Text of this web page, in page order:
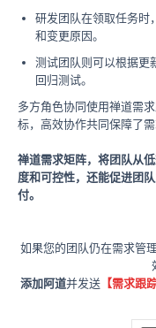
研发团队在领取任务时
和变更原因。
测试团队则可以根据更
回归测试。
多方角色协同使用禅道需
标，高效协作共同保障了需
禅道需求矩阵，将团队从
度和可控性，还能促进团
付。
如果您的团队仍在需求管
添加阿道并发送【需求跟踪